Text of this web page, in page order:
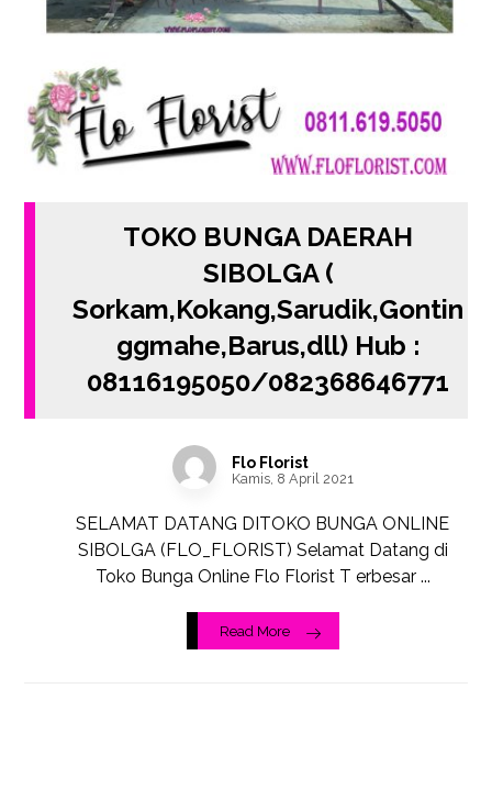
TOKO BUNGA DAERAH
SIBOLGA (
Sorkam,Kokang,Sarudik,Gontin
ggmahe,Barus,dll) Hub :
08116195050/082368646771
Flo Florist
Kamis, 8 April 2021
SELAMAT DATANG DITOKO BUNGA ONLINE
SIBOLGA (FLO_FLORIST) Selamat Datang di
Toko Bunga Online Flo Florist T erbesar ...
Read More